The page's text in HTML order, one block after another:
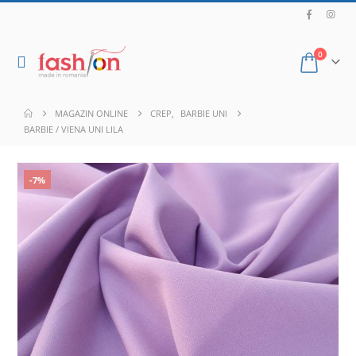
0
MAGAZIN ONLINE CREP,
BARBIE UNI
BARBIE / VIENA UNI LILA
-7%